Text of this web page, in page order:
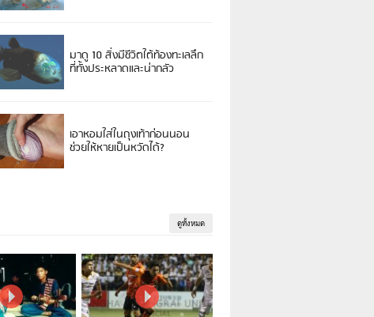
มาดู 10 สิ่งมีชีวิตใต้ท้องทะเลลึก
ที่ทั้งประหลาดและน่ากลัว
เอาหอมใส่ในถุงเท้าก่อนนอน
ช่วยให้หายเป็นหวัดได้?
ดูทั้งหมด